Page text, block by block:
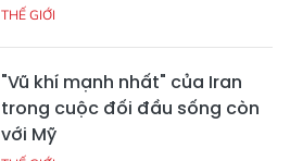
THẾ GIỚI
"Vũ khí mạnh nhất" của Iran
trong cuộc đối đầu sống còn
với Mỹ